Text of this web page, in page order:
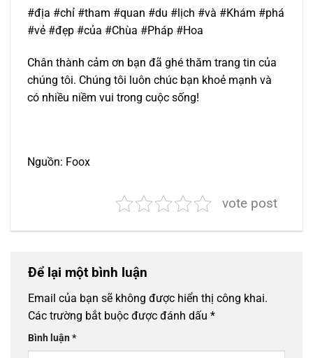
#địa #chỉ #tham #quan #du #lịch #và #Khám #phá
#vẻ #đẹp #của #Chùa #Pháp #Hoa
Chân thành cảm ơn bạn đã ghé thăm trang tin của
chúng tôi. Chúng tôi luôn chúc bạn khoẻ mạnh và
có nhiều niềm vui trong cuộc sống!
Nguồn: Foox
vote post
Để lại một bình luận
Email của bạn sẽ không được hiển thị công khai.
Các trường bắt buộc được đánh dấu *
Bình luận*